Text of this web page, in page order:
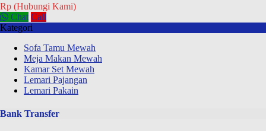
Rp (Hubungi Kami)
Chat Call
Kategori
Sofa Tamu Mewah
Meja Makan Mewah
Kamar Set Mewah
Lemari Pajangan
Lemari Pakain
Bank Transfer